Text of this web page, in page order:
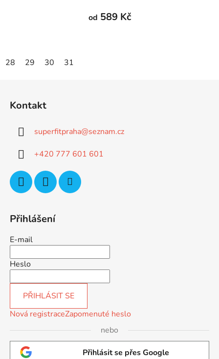
od 589 Kč
28 29 30 31
Kontakt
superfitpraha@seznam.cz
+420 777 601 601
Přihlášení
E-mail
Heslo
PŘIHLÁSIT SE
Nová registraceZapomenuté heslo
nebo
Přihlásit se přes Google